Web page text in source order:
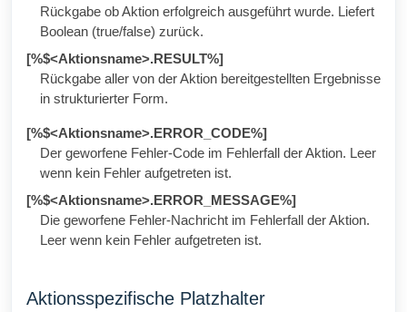
Rückgabe ob Aktion erfolgreich ausgeführt wurde. Liefert
Boolean (true/false) zurück.
[%$<Aktionsname>.RESULT%]
Rückgabe aller von der Aktion bereitgestellten Ergebnisse
in strukturierter Form.
[%$<Aktionsname>.ERROR_CODE%]
Der geworfene Fehler-Code im Fehlerfall der Aktion. Leer
wenn kein Fehler aufgetreten ist.
[%$<Aktionsname>.ERROR_MESSAGE%]
Die geworfene Fehler-Nachricht im Fehlerfall der Aktion.
Leer wenn kein Fehler aufgetreten ist.
Aktionsspezifische Platzhalter